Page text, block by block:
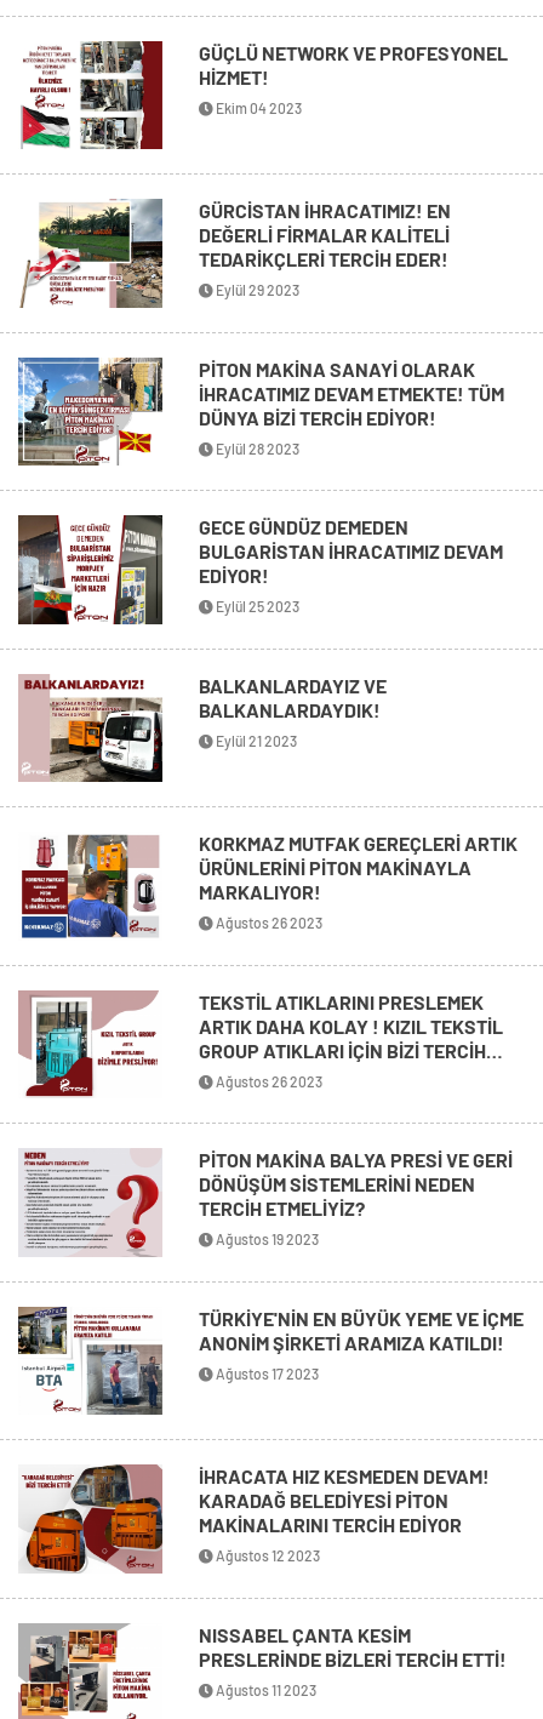
GÜÇLÜ NETWORK VE PROFESYONEL
HİZMET!
Ekim 04 2023
GÜRCİSTAN İHRACATIMIZ! EN
DEĞERLİ FİRMALAR KALİTELİ
TEDARİKÇLERİ TERCİH EDER!
Eylül 29 2023
PİTON MAKİNA SANAYİ OLARAK
İHRACATIMIZ DEVAM ETMEKTE! TÜM
DÜNYA BİZİ TERCİH EDİYOR!
Eylül 28 2023
GECE GÜNDÜZ DEMEDEN
BULGARİSTAN İHRACATIMIZ DEVAM
EDİYOR!
Eylül 25 2023
BALKANLARDAYIZ VE
BALKANLARDAYDIK!
Eylül 21 2023
KORKMAZ MUTFAK GEREÇLERİ ARTIK
ÜRÜNLERİNİ PİTON MAKİNAYLA
MARKALIYOR!
Ağustos 26 2023
TEKSTİL ATIKLARINI PRESLEMEK
ARTIK DAHA KOLAY ! KIZIL TEKSTİL
GROUP ATIKLARI İÇİN BİZİ TERCİH
ETTİ!
Ağustos 26 2023
PİTON MAKİNA BALYA PRESİ VE GERİ
DÖNÜŞÜM SİSTEMLERİNİ NEDEN
TERCİH ETMELİYİZ?
Ağustos 19 2023
TÜRKİYE'NİN EN BÜYÜK YEME VE İÇME
ANONİM ŞİRKETİ ARAMIZA KATILDI!
Ağustos 17 2023
İHRACATA HIZ KESMEDEN DEVAM!
KARADAĞ BELEDİYESİ PİTON
MAKİNALARINI TERCİH EDİYOR
Ağustos 12 2023
NISSABEL ÇANTA KESİM
PRESLERİNDE BİZLERİ TERCİH ETTİ!
Ağustos 11 2023